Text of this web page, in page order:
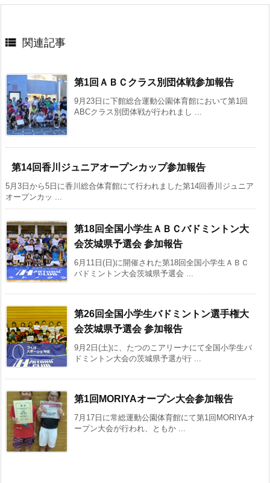
 関連記事
第1回ＡＢＣクラス別団体戦参加報告
9月23日に下館総合運動公園体育館において第1回
ABCクラス別団体戦が行われまし ...
第14回香川ジュニアオープンカップ参加報告
5月3日から5日に香川総合体育館にて行われました第14回香川ジュニア
オープンカッ ...
第18回全国小学生ＡＢＣバドミントン大
会​茨城県予選会 参加報告
6月11日(日)に開催された第18回全国小学生ＡＢＣ
バドミントン大会茨城県予選会 ...
第26回全国小学生バドミントン選手権大
会茨城県予選会 参加報告
9月2日(土)に、たつのこアリーナにて全国小学生バ
ドミントン大会の茨城県予選が行 ...
第1回MORIYAオープン大会参加報告
7月17日に常総運動公園体育館にて第1回MORIYAオ
ープン大会が行われ、ともか ...